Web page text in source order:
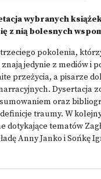
wybranych
z nią bolesnych
pokolenia,
jedynie z mediów i
przeżycia, a pisarze
Dysertacja
oraz
traumy. W
tematów
Anny Janko i Sońkę